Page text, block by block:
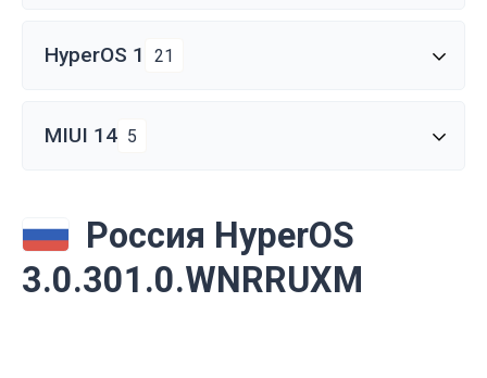
HyperOS 1 21
MIUI 14 5
Россия HyperOS
3.0.301.0.WNRRUXM